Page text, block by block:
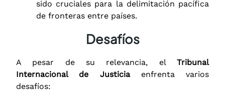
sido cruciales para la delimitación pacífica
de fronteras entre países.
Desafíos
A pesar de su relevancia, el Tribunal
Internacional de Justiciaenfrenta varios
desafíos: